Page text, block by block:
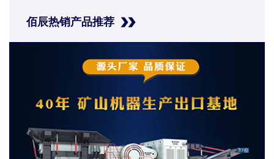
佰辰热销产品推荐